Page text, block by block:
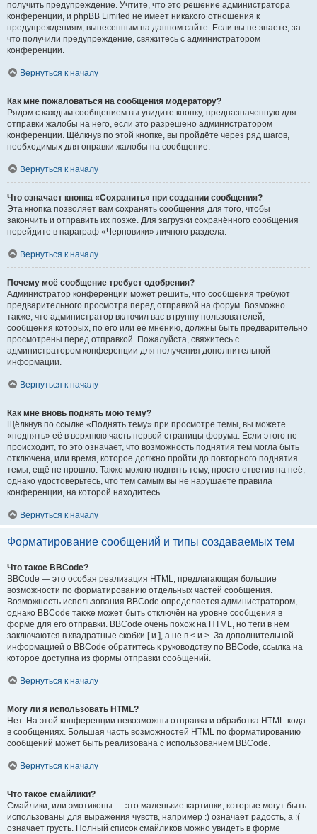
получить предупреждение. Учтите, что это решение администратора
конференции, и phpBB Limited не имеет никакого отношения к
предупреждениям, вынесенным на данном сайте. Если вы не знаете, за
что получили предупреждение, свяжитесь с администратором
конференции.
Вернуться к началу
Как мне пожаловаться на сообщения модератору?
Рядом с каждым сообщением вы увидите кнопку, предназначенную для
отправки жалобы на него, если это разрешено администратором
конференции. Щёлкнув по этой кнопке, вы пройдёте через ряд шагов,
необходимых для оправки жалобы на сообщение.
Вернуться к началу
Что означает кнопка «Сохранить» при создании сообщения?
Эта кнопка позволяет вам сохранять сообщения для того, чтобы
закончить и отправить их позже. Для загрузки сохранённого сообщения
перейдите в параграф «Черновики» личного раздела.
Вернуться к началу
Почему моё сообщение требует одобрения?
Администратор конференции может решить, что сообщения требуют
предварительного просмотра перед отправкой на форум. Возможно
также, что администратор включил вас в группу пользователей,
сообщения которых, по его или её мнению, должны быть предварительно
просмотрены перед отправкой. Пожалуйста, свяжитесь с
администратором конференции для получения дополнительной
информации.
Вернуться к началу
Как мне вновь поднять мою тему?
Щёлкнув по ссылке «Поднять тему» при просмотре темы, вы можете
«поднять» её в верхнюю часть первой страницы форума. Если этого не
происходит, то это означает, что возможность поднятия тем могла быть
отключена, или время, которое должно пройти до повторного поднятия
темы, ещё не прошло. Также можно поднять тему, просто ответив на неё,
однако удостоверьтесь, что тем самым вы не нарушаете правила
конференции, на которой находитесь.
Вернуться к началу
Форматирование сообщений и типы создаваемых тем
Что такое BBCode?
BBCode — это особая реализация HTML, предлагающая большие
возможности по форматированию отдельных частей сообщения.
Возможность использования BBCode определяется администратором,
однако BBCode также может быть отключён на уровне сообщения в
форме для его отправки. BBCode очень похож на HTML, но теги в нём
заключаются в квадратные скобки [ и ], а не в < и >. За дополнительной
информацией о BBCode обратитесь к руководству по BBCode, ссылка на
которое доступна из формы отправки сообщений.
Вернуться к началу
Могу ли я использовать HTML?
Нет. На этой конференции невозможны отправка и обработка HTML-кода
в сообщениях. Большая часть возможностей HTML по форматированию
сообщений может быть реализована с использованием BBCode.
Вернуться к началу
Что такое смайлики?
Смайлики, или эмотиконы — это маленькие картинки, которые могут быть
использованы для выражения чувств, например :) означает радость, а :(
означает грусть. Полный список смайликов можно увидеть в форме